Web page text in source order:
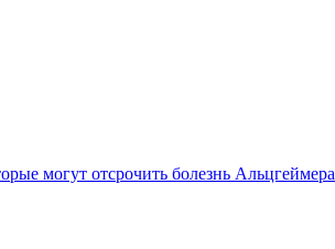
могут отсрочить болезнь Альцгеймера